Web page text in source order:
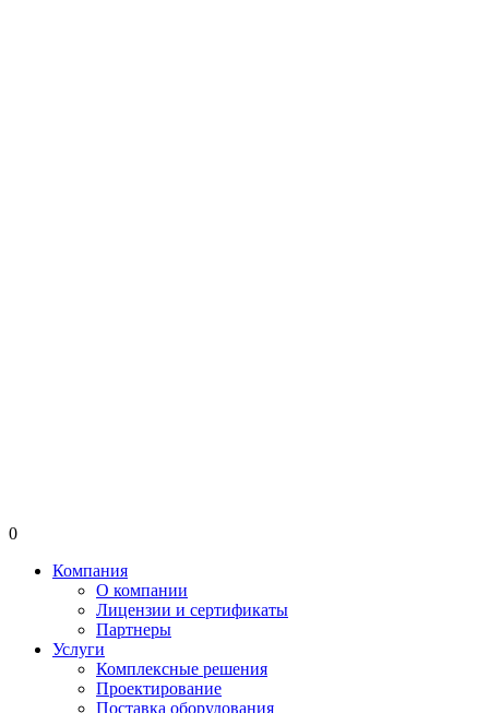
0
Компания
О компании
Лицензии и сертификаты
Партнеры
Услуги
Комплексные решения
Проектирование
Поставка оборудования